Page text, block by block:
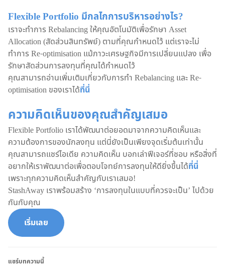
Flexible Portfolio มีกลไกการบริหารอย่างไร?
เราจะทำการ Rebalancing ให้คุณอัตโนมัติเพื่อรักษา Asset
Allocation (สัดส่วนสินทรัพย์) ตามที่คุณกำหนดไว้ แต่เราจะไม่
ทำการ Re-optimisation แม้ภาวะเศรษฐกิจมีการเปลี่ยนแปลง เพื่อ
รักษาสัดส่วนการลงทุนที่คุณได้กำหนดไว้
คุณสามารถอ่านเพิ่มเติมเกี่ยวกับการทำ Rebalancing และ Re-
optimisation ของเราได้ที่นี่
ความคิดเห็นของคุณสำคัญเสมอ
Flexible Portfolio เราได้พัฒนาต่อยอดมาจากความคิดเห็นและ
ความต้องการของนักลงทุน แต่นี่ยังเป็นเพียงจุดเริ่มต้นเท่านั้น
คุณสามารถแชร์ไอเดีย ความคิดเห็น บอกเล่าฟีเจอร์ที่ชอบ หรือสิ่งที่
อยากให้เราพัฒนาต่อเพื่อตอบโจทย์การลงทุนให้ดียิ่งขึ้นได้ที่นี่
เพราะทุกความคิดเห็นสำคัญกับเราเสมอ!
StashAway เราพร้อมสร้าง ‘การลงทุนในแบบที่ควรจะเป็น’ ไปด้วย
กันกับคุณ
เริ่มเลย
แชร์บทความนี้